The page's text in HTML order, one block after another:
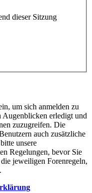
dieser Sitzung
um sich anmelden zu
erledigt und
zuzugreifen. Die
auch zusätzliche
unsere
Regelungen, bevor Sie
jeweiligen Forenregeln,